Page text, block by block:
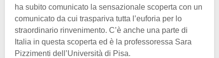
ha subito comunicato la sensazionale scoperta con un
comunicato da cui traspariva tutta l’euforia per lo
straordinario rinvenimento. C’è anche una parte di
Italia in questa scoperta ed è la professoressa Sara
Pizzimenti dell’Università di Pisa.